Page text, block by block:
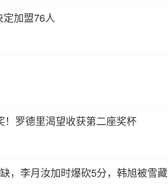
加盟76人
罗德里渴望收获第二座奖杯
，李月汝加时爆砍5分，韩旭被雪藏